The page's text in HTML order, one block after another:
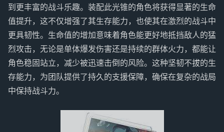
到更丰富的战斗乐趣。装配此光锥的角色将获得显著的生命
值提升，这不仅增强了其生存能力，也使其在激烈的战斗中
更具韧性。生命值的增加意味着角色能更好地抵挡敌人的猛
烈攻击，无论是单体爆发伤害还是持续的群体火力，都能让
角色稳固站立，减少被迅速击倒的风险。这种坚韧不拔的生
存能力，为团队提供了持久的支援保障，确保在复杂的战局
中保持战斗力。